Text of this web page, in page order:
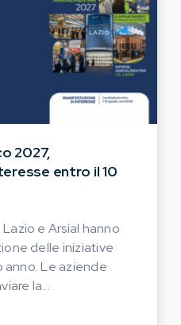
2027,
entro il 10
e Arsial hanno
delle iniziative
anno. Le aziende
la...